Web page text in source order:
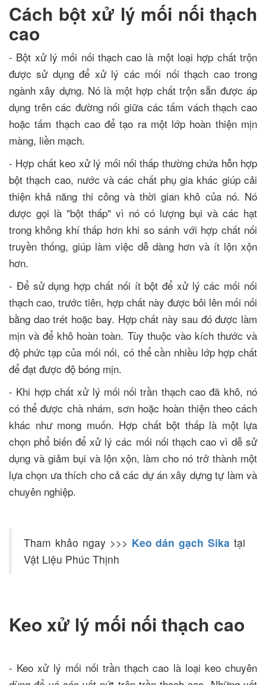
Cách bột xử lý mối nối thạch
cao
- Bột xử lý mối nối thạch cao là một loại hợp chất trộn
được sử dụng để xử lý các mối nối thạch cao trong
ngành xây dựng. Nó là một hợp chất trộn sẵn được áp
dụng trên các đường nối giữa các tấm vách thạch cao
hoặc tấm thạch cao để tạo ra một lớp hoàn thiện mịn
màng, liền mạch.
- Hợp chất keo xử lý mối nối thấp thường chứa hỗn hợp
bột thạch cao, nước và các chất phụ gia khác giúp cải
thiện khả năng thi công và thời gian khô của nó. Nó
được gọi là "bột thấp" vì nó có lượng bụi và các hạt
trong không khí thấp hơn khi so sánh với hợp chất nối
truyền thống, giúp làm việc dễ dàng hơn và ít lộn xộn
hơn.
- Để sử dụng hợp chất nối ít bột để xử lý các mối nối
thạch cao, trước tiên, hợp chất này được bôi lên mối nối
bằng dao trét hoặc bay. Hợp chất này sau đó được làm
mịn và để khô hoàn toàn. Tùy thuộc vào kích thước và
độ phức tạp của mối nối, có thể cần nhiều lớp hợp chất
để đạt được độ bóng mịn.
- Khi hợp chất xử lý mối nối trần thạch cao đã khô, nó
có thể được chà nhám, sơn hoặc hoàn thiện theo cách
khác như mong muốn. Hợp chất bột thấp là một lựa
chọn phổ biến để xử lý các mối nối thạch cao vì dễ sử
dụng và giảm bụi và lộn xộn, làm cho nó trở thành một
lựa chọn ưa thích cho cả các dự án xây dựng tự làm và
chuyên nghiệp.
Tham khảo ngay >>> Keo dán gạch Sika tại
Vật Liệu Phúc Thịnh
Keo xử lý mối nối thạch cao
- Keo xử lý mối nối trần thạch cao là loại keo chuyên